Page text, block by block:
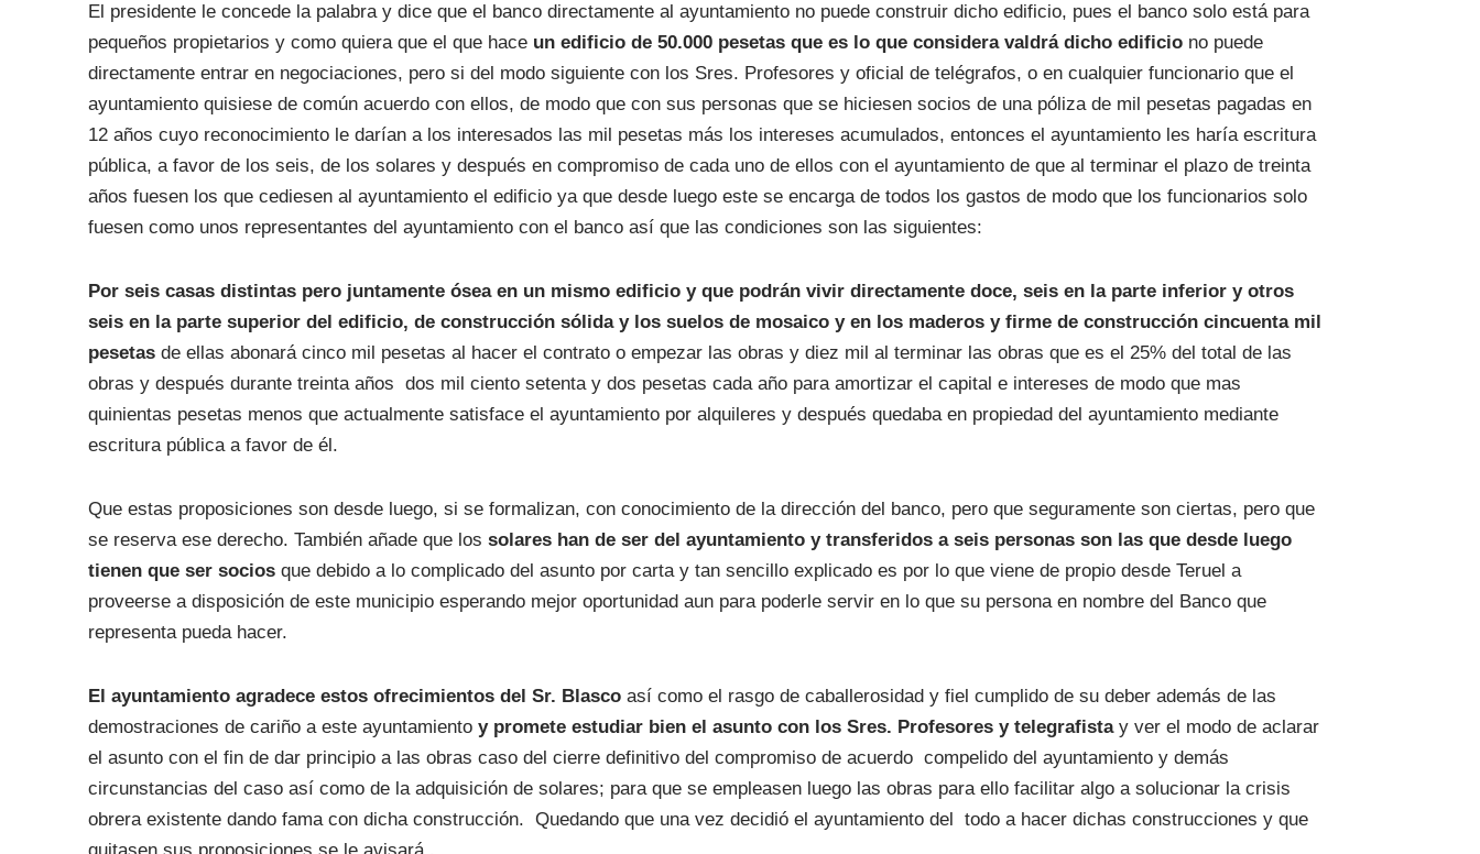
El presidente le concede la palabra y dice que el banco directamente al ayuntamiento no puede construir dicho edificio, pues el banco solo está para
pequeños propietarios y como quiera que el que hace un edificio de 50.000 pesetas que es lo que considera valdrá dicho edificiono puede
directamente entrar en negociaciones, pero si del modo siguiente con los Sres. Profesores y oficial de telégrafos, o en cualquier funcionario que el
ayuntamiento quisiese de común acuerdo con ellos, de modo que con sus personas que se hiciesen socios de una póliza de mil pesetas pagadas en
12 años cuyo reconocimiento le darían a los interesados las mil pesetas más los intereses acumulados, entonces el ayuntamiento les haría escritura
pública, a favor de los seis, de los solares y después en compromiso de cada uno de ellos con el ayuntamiento de que al terminar el plazo de treinta
años fuesen los que cediesen al ayuntamiento el edificio ya que desde luego este se encarga de todos los gastos de modo que los funcionarios solo
fuesen como unos representantes del ayuntamiento con el banco así que las condiciones son las siguientes:
Por seis casas distintas pero juntamente ósea en un mismo edificio y que podrán vivir directamente doce, seis en la parte inferior y otros
seis en la parte superior del edificio, de construcción sólida y los suelos de mosaico y en los maderos y firme de construcción cincuenta mil
pesetasde ellas abonará cinco mil pesetas al hacer el contrato o empezar las obras y diez mil al terminar las obras que es el 25% del total de las
obras y después durante treinta años dos mil ciento setenta y dos pesetas cada año para amortizar el capital e intereses de modo que mas
quinientas pesetas menos que actualmente satisface el ayuntamiento por alquileres y después quedaba en propiedad del ayuntamiento mediante
escritura pública a favor de él.
Que estas proposiciones son desde luego, si se formalizan, con conocimiento de la dirección del banco, pero que seguramente son ciertas, pero que
se reserva ese derecho. También añade que los solares han de ser del ayuntamiento y transferidos a seis personas son las que desde luego
tienen que ser sociosque debido a lo complicado del asunto por carta y tan sencillo explicado es por lo que viene de propio desde Teruel a
proveerse a disposición de este municipio esperando mejor oportunidad aun para poderle servir en lo que su persona en nombre del Banco que
representa pueda hacer.
El ayuntamiento agradece estos ofrecimientos del Sr. Blasco así como el rasgo de caballerosidad y fiel cumplido de su deber además de las
demostraciones de cariño a este ayuntamiento y promete estudiar bien el asunto con los Sres. Profesores y telegrafistay ver el modo de aclarar
el asunto con el fin de dar principio a las obras caso del cierre definitivo del compromiso de acuerdo compelido del ayuntamiento y demás
circunstancias del caso así como de la adquisición de solares; para que se empleasen luego las obras para ello facilitar algo a solucionar la crisis
obrera existente dando fama con dicha construcción. Quedando que una vez decidió el ayuntamiento del todo a hacer dichas construcciones y que